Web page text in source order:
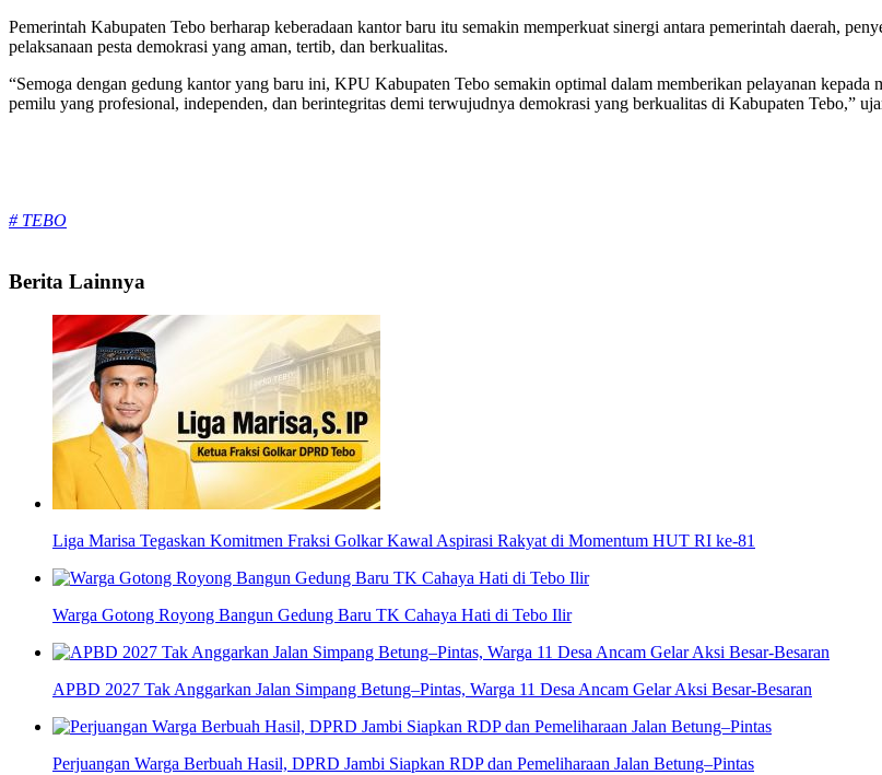
Pemerintah Kabupaten Tebo berharap keberadaan kantor baru itu semakin memperkuat sinergi antara pemerintah daerah,
pelaksanaan pesta demokrasi yang aman, tertib, dan berkualitas.
“Semoga dengan gedung kantor yang baru ini, KPU Kabupaten Tebo semakin optimal dalam memberikan pelayanan kepada
pemilu yang profesional, independen, dan berintegritas demi terwujudnya demokrasi yang berkualitas di Kabupaten Tebo,”
# TEBO
Berita Lainnya
Liga Marisa Tegaskan Komitmen Fraksi Golkar Kawal Aspirasi Rakyat di Momentum HUT RI ke-81
Warga Gotong Royong Bangun Gedung Baru TK Cahaya Hati di Tebo Ilir
APBD 2027 Tak Anggarkan Jalan Simpang Betung–Pintas, Warga 11 Desa Ancam Gelar Aksi Besar-Besaran
Perjuangan Warga Berbuah Hasil, DPRD Jambi Siapkan RDP dan Pemeliharaan Jalan Betung–Pintas